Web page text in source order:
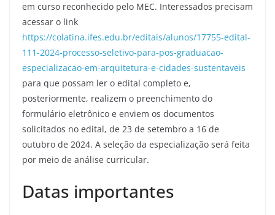
em curso reconhecido pelo MEC. Interessados precisam
acessar o link
https://colatina.ifes.edu.br/editais/alunos/17755-edital-
111-2024-processo-seletivo-para-pos-graduacao-
especializacao-em-arquitetura-e-cidades-sustentaveis
para que possam ler o edital completo e,
posteriormente, realizem o preenchimento do
formulário eletrônico e enviem os documentos
solicitados no edital, de 23 de setembro a 16 de
outubro de 2024. A seleção da especialização será feita
por meio de análise curricular.
Datas importantes